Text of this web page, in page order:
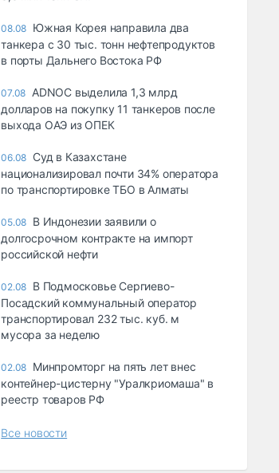
08.08 Южная Корея направила два
танкера с 30 тыс. тонн нефтепродуктов
в порты Дальнего Востока РФ
07.08 ADNOC выделила 1,3 млрд
долларов на покупку 11 танкеров после
выхода ОАЭ из ОПЕК
06.08 Суд в Казахстане
национализировал почти 34% оператора
по транспортировке ТБО в Алматы
05.08 В Индонезии заявили о
долгосрочном контракте на импорт
российской нефти
02.08 В Подмосковье Сергиево-
Посадский коммунальный оператор
транспортировал 232 тыс. куб. м
мусора за неделю
02.08 Минпромторг на пять лет внес
контейнер-цистерну "Уралкриомаша" в
реестр товаров РФ
Все новости